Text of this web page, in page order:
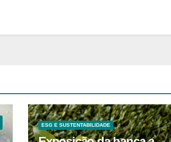
ESG E SUSTENTABILIDADE